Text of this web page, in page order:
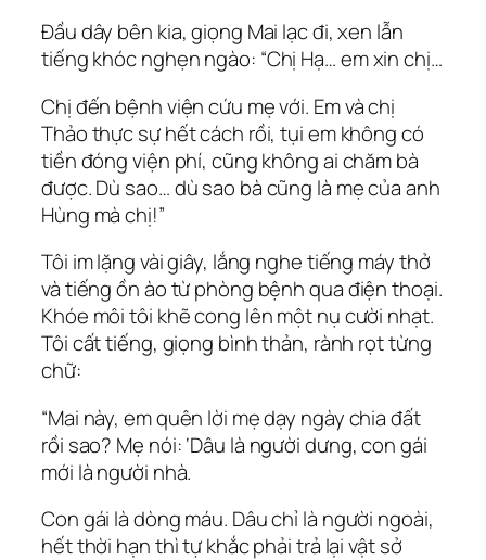
Đầu dây bên kia, giọng Mai lạc đi, xen lẫn
tiếng khóc nghẹn ngào: “Chị Hạ… em xin chị…
Chị đến bệnh viện cứu mẹ với. Em và chị
Thảo thực sự hết cách rồi, tụi em không có
tiền đóng viện phí, cũng không ai chăm bà
được. Dù sao… dù sao bà cũng là mẹ của anh
Hùng mà chị!”
Tôi im lặng vài giây, lắng nghe tiếng máy thở
và tiếng ồn ào từ phòng bệnh qua điện thoại.
Khóe môi tôi khẽ cong lên một nụ cười nhạt.
Tôi cất tiếng, giọng bình thản, rành rọt từng
chữ:
“Mai này, em quên lời mẹ dạy ngày chia đất
rồi sao? Mẹ nói:‘Dâu là người dưng, con gái
mới là người nhà.
Con gái là dòng máu. Dâu chỉ là người ngoài,
hết thời hạn thì tự khắc phải trả lại vật sở